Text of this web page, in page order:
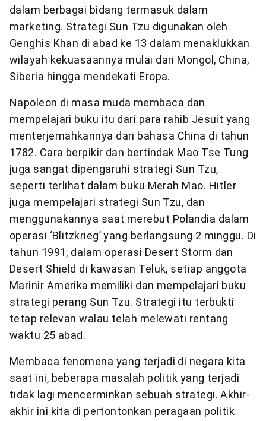
dalam berbagai bidang termasuk dalam
marketing. Strategi Sun Tzu digunakan oleh
Genghis Khan di abad ke 13 dalam menaklukkan
wilayah kekuasaannya mulai dari Mongol, China,
Siberia hingga mendekati Eropa.
Napoleon di masa muda membaca dan
mempelajari buku itu dari para rahib Jesuit yang
menterjemahkannya dari bahasa China di tahun
1782. Cara berpikir dan bertindak Mao Tse Tung
juga sangat dipengaruhi strategi Sun Tzu,
seperti terlihat dalam buku Merah Mao. Hitler
juga mempelajari strategi Sun Tzu, dan
menggunakannya saat merebut Polandia dalam
operasi ‘Blitzkrieg’ yang berlangsung 2 minggu. Di
tahun 1991, dalam operasi Desert Storm dan
Desert Shield di kawasan Teluk, setiap anggota
Marinir Amerika memiliki dan mempelajari buku
strategi perang Sun Tzu. Strategi itu terbukti
tetap relevan walau telah melewati rentang
waktu 25 abad.
Membaca fenomena yang terjadi di negara kita
saat ini, beberapa masalah politik yang terjadi
tidak lagi mencerminkan sebuah strategi. Akhir-
akhir ini kita di pertontonkan peragaan politik